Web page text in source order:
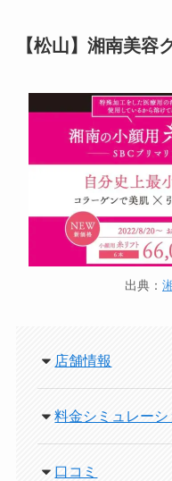
【松山】湘南美容
出典：
店舗情報
料金シミュレーシ
口コミ